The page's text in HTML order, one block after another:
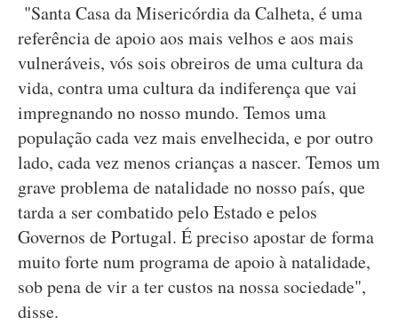
"Santa Casa da Misericórdia da Calheta, é uma
referência de apoio aos mais velhos e aos mais
vulneráveis, vós sois obreiros de uma cultura da
vida, contra uma cultura da indiferença que vai
impregnando no nosso mundo. Temos uma
população cada vez mais envelhecida, e por outro
lado, cada vez menos crianças a nascer. Temos um
grave problema de natalidade no nosso país, que
tarda a ser combatido pelo Estado e pelos
Governos de Portugal. É preciso apostar de forma
muito forte num programa de apoio à natalidade,
sob pena de vir a ter custos na nossa sociedade",
disse.